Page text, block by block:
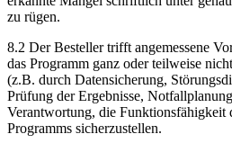
zu rügen.
8.2 Der Besteller trifft angemessene
das Programm ganz oder teilweise
(z.B. durch Datensicherung,
Prüfung der Ergebnisse,
Verantwortung, die Funktionsfähigkeit
Programms sicherzustellen.